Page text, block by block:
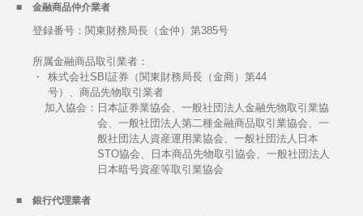
金融商品仲介業者
登録番号：関東財務局長（金仲）第385号
所属金融商品取引業者：
・
株式会社SBI証券（関東財務局長（金商）第44
号）、商品先物取引業者
加入協会： 日本証券業協会、一般社団法人金融先物取引業協
会、一般社団法人第二種金融商品取引業協会、一
般社団法人資産運用業協会、一般社団法人日本
STO協会、日本商品先物取引協会、一般社団法人
日本暗号資産等取引業協会
銀行代理業者